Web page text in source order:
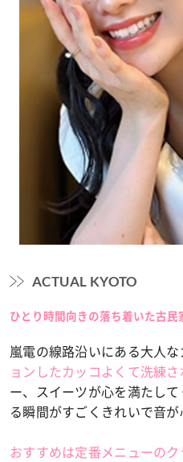
ACTUAL KYOTO
ひとり時間向きの落ち着いた古民
嵐電の線路沿いにある大人な
ョンしたカッコよくて洗練さ
ー、スイーツが心を満たし
る瞬間がすごくきれいで音が
おすすめは定番メニューのク